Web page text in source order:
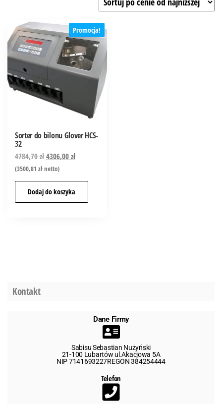
Promocja!
Sorter do bilonu Glover HCS-
32
4784,70zł4306,00zł
(3500,81 złnetto)
Dodaj do koszyka
Kontakt
Dane Firmy
Sabisu Sebastian Nużyński
21-100 Lubartów ul.Akacjowa 5A
NIP 7141693227REGON 384254444
Telefon